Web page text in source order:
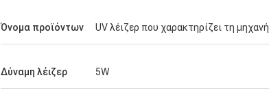
Όνομα προϊόντων UV λέιζερ που χαρακτηρίζει τη μηχανή
Δύναμη λέιζερ 5W